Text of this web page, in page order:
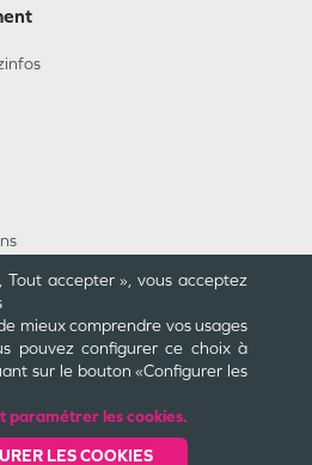
Tout accepter », vous acceptez
mieux comprendre vos usages
pouvez configurer ce choix à
sur le bouton «Configurer les
paramétrer les cookies.
LES COOKIES